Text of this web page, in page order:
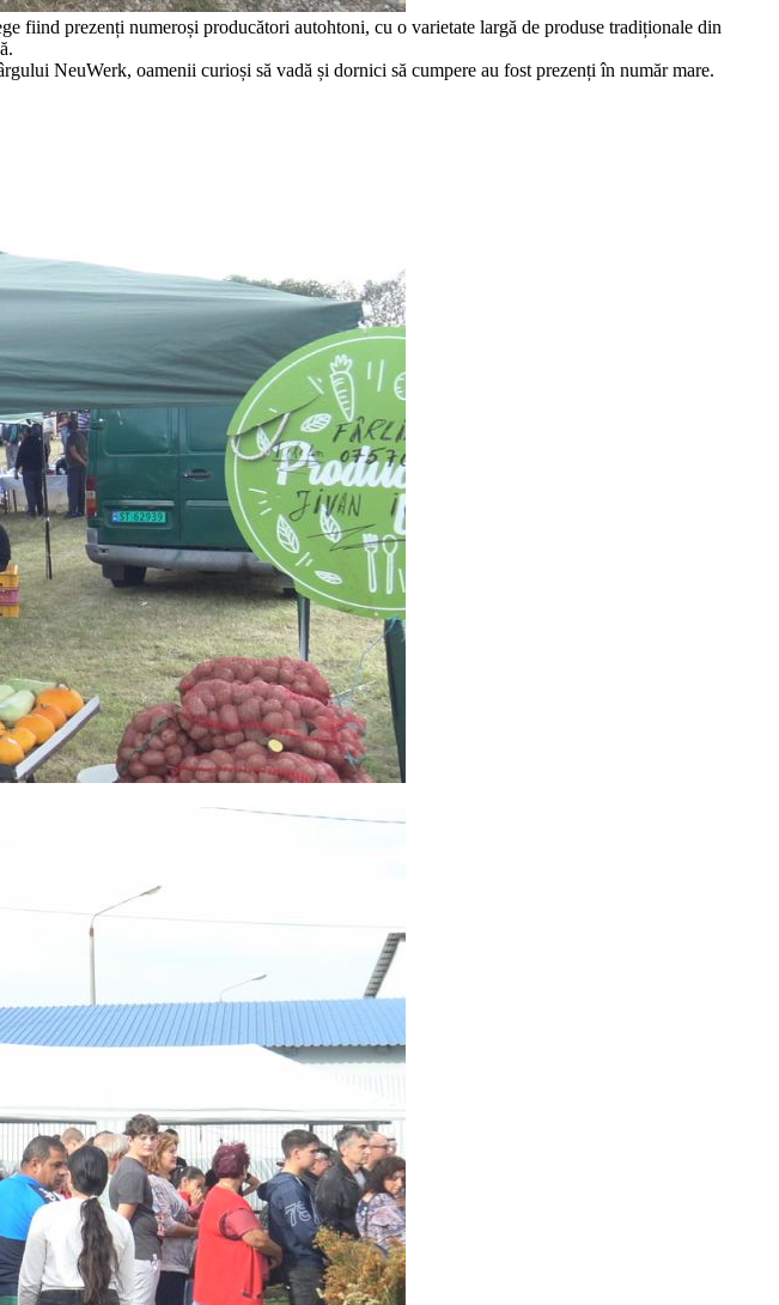
fiind prezenți numeroși producători autohtoni, cu o varietate largă de produse tradiționale din
NeuWerk, oamenii curioși să vadă și dornici să cumpere au fost prezenți în număr mare.